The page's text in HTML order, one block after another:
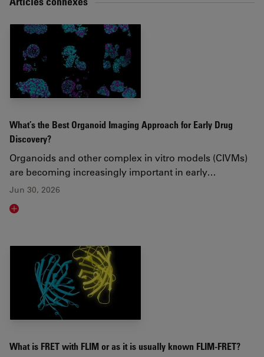
What’s the Best Organoid Imaging Approach for Early Drug
Discovery?
Organoids and other complex in vitro models (CIVMs)
are becoming increasingly important in early…
Jun 30, 2026
Read article
What is FRET with FLIM or as it is usually known FLIM-FRET?